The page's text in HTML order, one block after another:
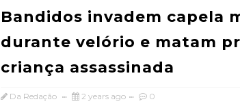
Bandidos invadem capela
durante velório e matam
criança assassinada
Da Redação 2 years ago 0